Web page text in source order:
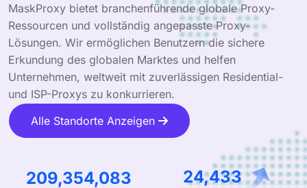
MaskProxy bietet branchenführende globale Proxy-
Ressourcen und vollständig angepasste Proxy-
Lösungen. Wir ermöglichen Benutzern die sichere
Erkundung des globalen Marktes und helfen
Unternehmen, weltweit mit zuverlässigen Residential-
und ISP-Proxys zu konkurrieren.
Alle Standorte Anzeigen
327,700,936 38,521